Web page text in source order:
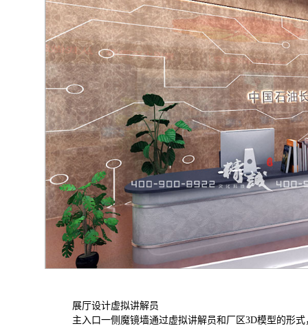
展厅设计虚拟讲解员
主入口一侧魔镜墙通过虚拟讲解员和厂区3D模型的形式